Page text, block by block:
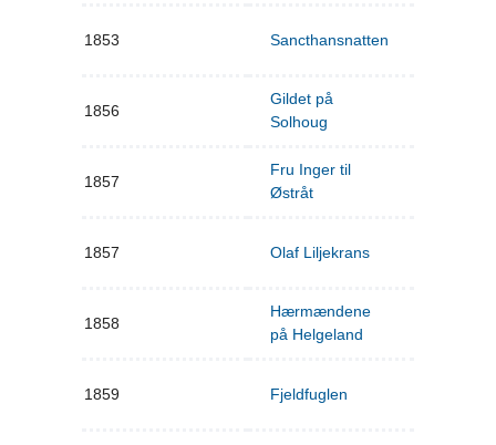
1853 Sancthansnatten
1856
Gildet på
Solhoug
1857
Fru Inger til
Østråt
1857 Olaf Liljekrans
1858
Hærmændene
på Helgeland
1859 Fjeldfuglen